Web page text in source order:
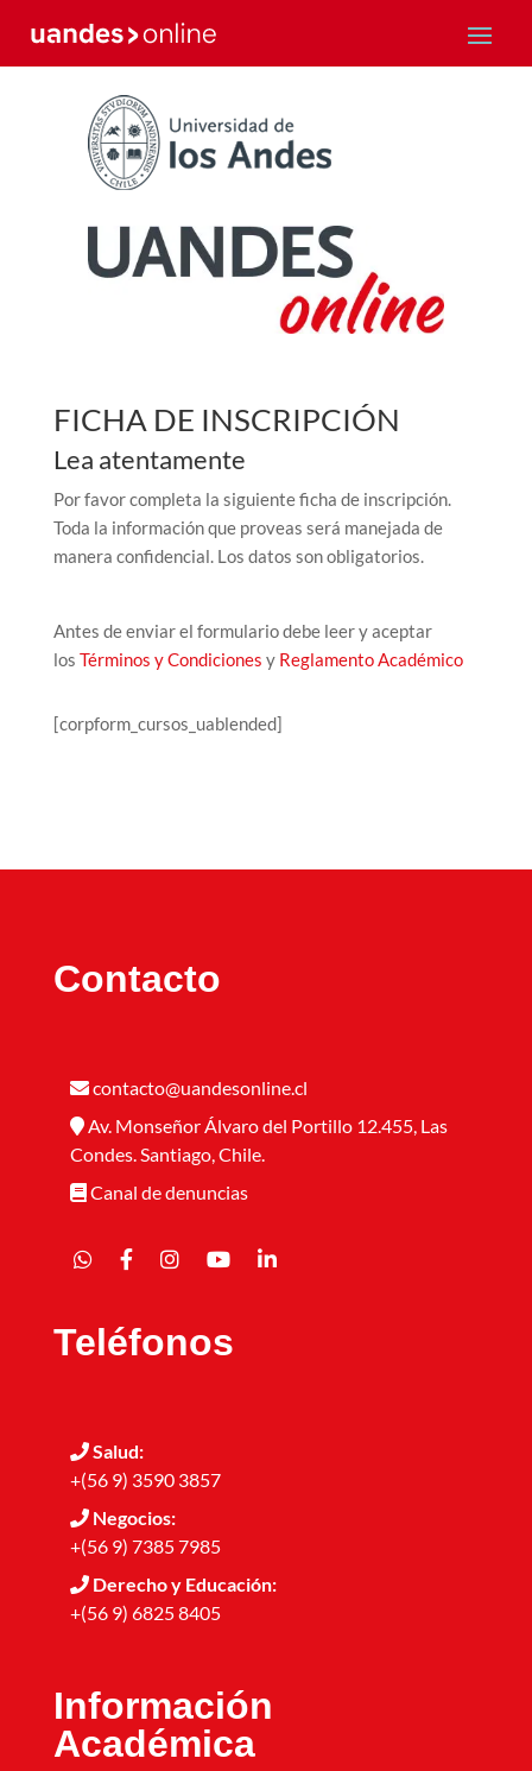
FICHA DE INSCRIPCIÓN
Lea atentamente
Por favor completa la siguiente ficha de inscripción.
Toda la información que proveas será manejada de
manera confidencial. Los datos son obligatorios.
Antes de enviar el formulario debe leer y aceptar
los Términos y Condiciones y Reglamento Académico
[corpform_cursos_uablended]
Contacto
contacto@uandesonline.cl
Av. Monseñor Álvaro del Portillo 12.455, Las
Condes. Santiago, Chile.
Canal de denuncias
Teléfonos
Salud:
+(56 9) 3590 3857
Negocios:
+(56 9) 7385 7985
Derecho y Educación:
+(56 9) 6825 8405
Información
Académica